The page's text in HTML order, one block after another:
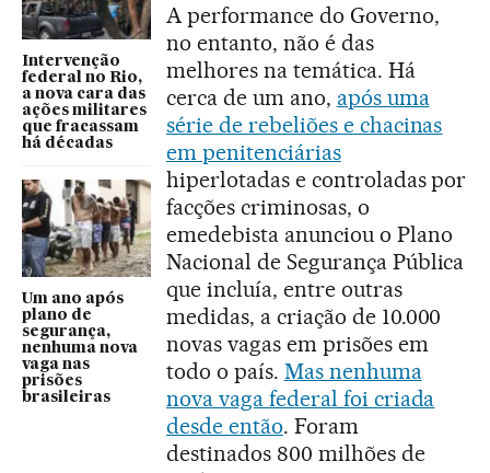
Intervenção
federal no Rio,
a nova cara das
ações militares
que fracassam
há décadas
Um ano após
plano de
segurança,
nenhuma nova
vaga nas
prisões
brasileiras
A performance do Governo,
no entanto, não é das
melhores na temática. Há
cerca de um ano, após uma
série de rebeliões e chacinas
em penitenciárias
hiperlotadas e controladas por
facções criminosas, o
emedebista anunciou o Plano
Nacional de Segurança Pública
que incluía, entre outras
medidas, a criação de 10.000
novas vagas em prisões em
todo o país. Mas nenhuma
nova vaga federal foi criada
desde então. Foram
destinados 800 milhões de